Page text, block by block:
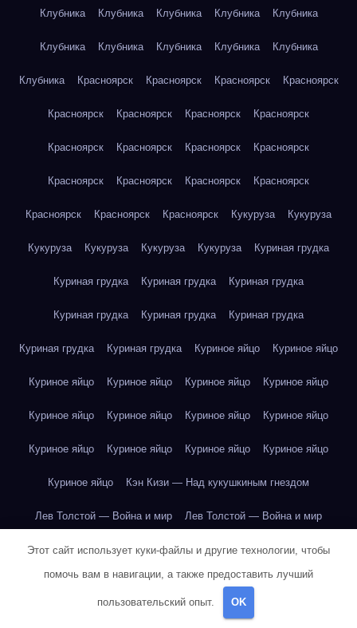
Клубника Клубника Клубника Клубника Клубника
Клубника Клубника Клубника Клубника Клубника
Клубника Красноярск Красноярск Красноярск Красноярск
Красноярск Красноярск Красноярск Красноярск
Красноярск Красноярск Красноярск Красноярск
Красноярск Красноярск Красноярск Красноярск
Красноярск Красноярск Красноярск Кукуруза Кукуруза
Кукуруза Кукуруза Кукуруза Кукуруза Куриная грудка
Куриная грудка Куриная грудка Куриная грудка
Куриная грудка Куриная грудка Куриная грудка
Куриная грудка Куриная грудка Куриное яйцо Куриное яйцо
Куриное яйцо Куриное яйцо Куриное яйцо Куриное яйцо
Куриное яйцо Куриное яйцо Куриное яйцо Куриное яйцо
Куриное яйцо Куриное яйцо Куриное яйцо Куриное яйцо
Куриное яйцо Кэн Кизи — Над кукушкиным гнездом
Лев Толстой — Война и мир Лев Толстой — Война и мир
Лев Толстой — Война и мир Лев Толстой — Война и мир
Лев Толстой — Война и мир Лев Толстой — Война и мир
Лев Толстой — Война и мир
Этот сайт использует куки-файлы и другие технологии, чтобы
помочь вам в навигации, а также предоставить лучший
пользовательский опыт. OK